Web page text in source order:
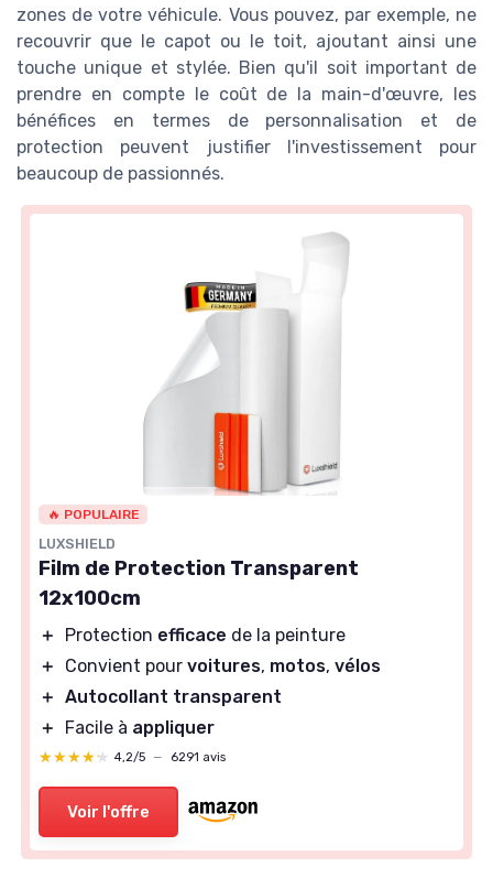
zones de votre véhicule. Vous pouvez, par exemple, ne
recouvrir que le capot ou le toit, ajoutant ainsi une
touche unique et stylée. Bien qu'il soit important de
prendre en compte le coût de la main-d'œuvre, les
bénéfices en termes de personnalisation et de
protection peuvent justifier l'investissement pour
beaucoup de passionnés.
🔥 POPULAIRE
LUXSHIELD
Film de Protection Transparent
12x100cm
＋ Protection efficace de la peinture
＋
Convient pour voitures, motos, vélos
＋ Autocollant transparent
＋
Facile à appliquer
★★★★★
★★★★★ 4,2/5 — 6291 avis
Voir l'offre